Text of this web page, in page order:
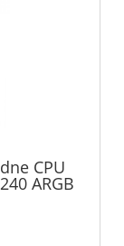
CPU
ARGB